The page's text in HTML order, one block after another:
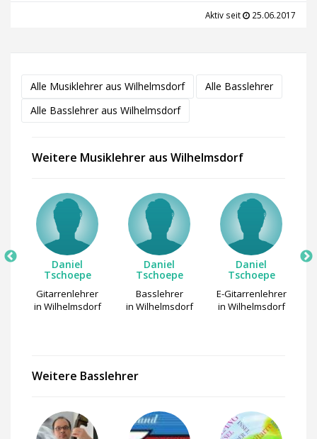
Aktiv seit 25.06.2017
Alle Musiklehrer aus Wilhelmsdorf
Alle Basslehrer
Alle Basslehrer aus Wilhelmsdorf
Weitere Musiklehrer aus Wilhelmsdorf
Daniel
Tschoepe
Gitarrenlehrer
in Wilhelmsdorf
Daniel
Tschoepe
Basslehrer
in Wilhelmsdorf
Daniel
Tschoepe
E-Gitarrenlehrer
in Wilhelmsdorf
Weitere Basslehrer